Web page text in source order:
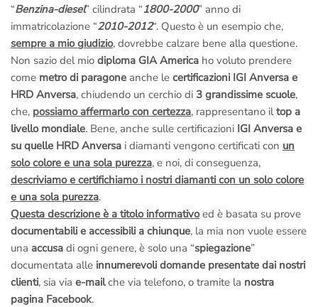
“Benzina-diesel” cilindrata “1800-2000” anno di
immatricolazione “2010-2012“. Questo è un esempio che,
sempre a mio giudizio, dovrebbe calzare bene alla questione.
Non sazio del mio diploma GIA America ho voluto prendere
come metro di paragone anche le certificazioni IGI Anversa e
HRD Anversa, chiudendo un cerchio di 3 grandissime scuole,
che, possiamo affermarlo con certezza, rappresentano iltop a
livello mondiale. Bene, anche sulle certificazioni IGI Anversa e
su quelle HRD Anversa i diamanti vengono certificati con un
solo colore e una sola purezza, e noi, di conseguenza,
descriviamo e certifichiamo i nostri diamanti con un solo colore
e una sola purezza.
Questa descrizione è a titolo informativoed è basata su prove
documentabili e accessibili a chiunque, la mia non vuole essere
una accusa di ogni genere, è solo una “spiegazione”
documentata alle innumerevoli domande presentate dai nostri
clienti, sia via e-mailche via telefono, o tramite la nostra
pagina Facebook.